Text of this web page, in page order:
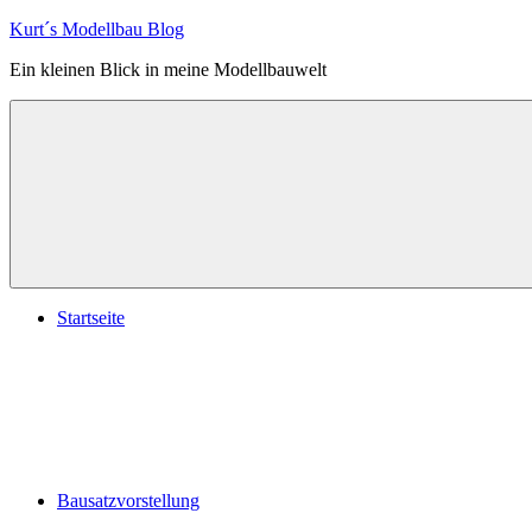
Zum
springen
Kurt´s Modellbau Blog
Ein kleinen Blick in meine Modellbauwelt
Startseite
Bausatzvorstellung